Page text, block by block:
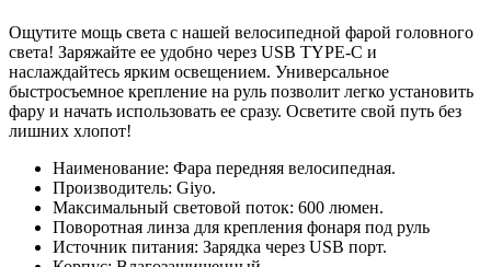
Ощутите мощь света с нашей велосипедной фарой головного
света! Заряжайте ее удобно через USB TYPE-C и
наслаждайтесь ярким освещением. Универсальное
быстросъемное крепление на руль позволит легко установить
фару и начать использовать ее сразу. Осветите свой путь без
лишних хлопот!
Наименование: Фара передняя велосипедная.
Производитель: Giyo.
Максимальный световой поток: 600 люмен.
Поворотная линза для крепления фонаря под руль
Источник питания: Зарядка через USB порт.